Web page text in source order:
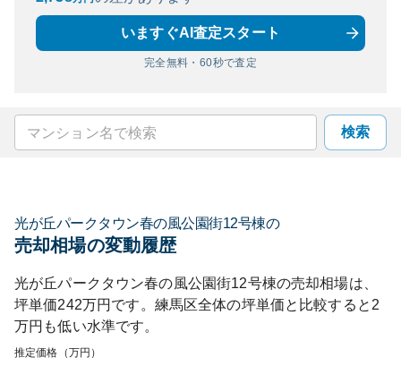
いますぐAI査定スタート
完全無料・60秒で査定
検索
光が丘パークタウン春の風公園街12号棟の
売却相場の変動履歴
光が丘パークタウン春の風公園街12号棟の売却相場は、
坪単価242万円です。 練馬区全体の坪単価と比較すると 2
万円も低い水準です。
推定価格（万円）